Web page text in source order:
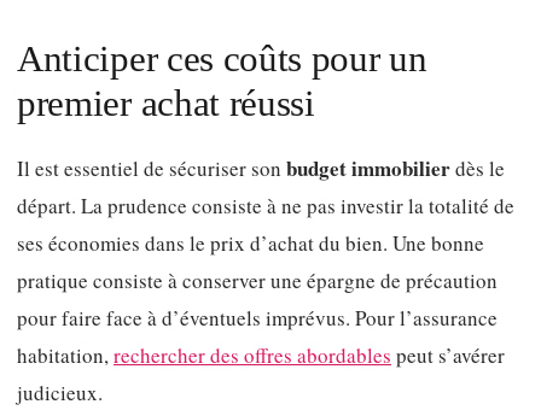
Anticiper ces coûts pour un
premier achat réussi
Il est essentiel de sécuriser son budget immobilierdès le
départ. La prudence consiste à ne pas investir la totalité de
ses économies dans le prix d’achat du bien. Une bonne
pratique consiste à conserver une épargne de précaution
pour faire face à d’éventuels imprévus. Pour l’assurance
habitation,rechercher des offres abordables peut s’avérer
judicieux.